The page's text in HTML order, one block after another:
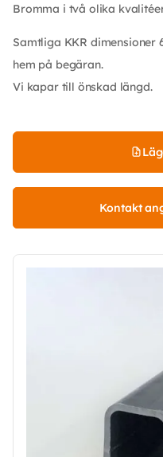
Bromma i två olika kvalitéer
Samtliga KKR dimensioner
hem på begäran.
Vi kapar till önskad längd.
Kontakt